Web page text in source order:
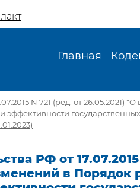
Главная
N 721 (ред. от 26.05.2021)
РФ от
в Порядок